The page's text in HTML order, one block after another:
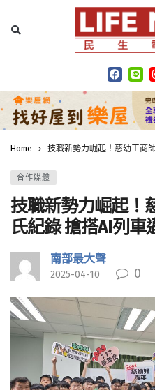
Home 技職新勢力崛起！慈幼工商
合作媒體
技職新勢力崛起！
氏紀錄 搶搭AI列車
南部最大聲
2025-04-10 0